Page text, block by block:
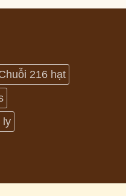
216 hạt
ly